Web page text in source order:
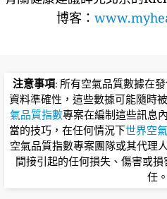
博客：
注意事項: 所有空氣品質數據在
資料準確性，這些數據可能隨時
氣品質指數專案在編制這些訊息
當的技巧，在任何情況下世界空
空氣品質指數專案團隊或其代理
間接引起的任何損失、傷害或
任。